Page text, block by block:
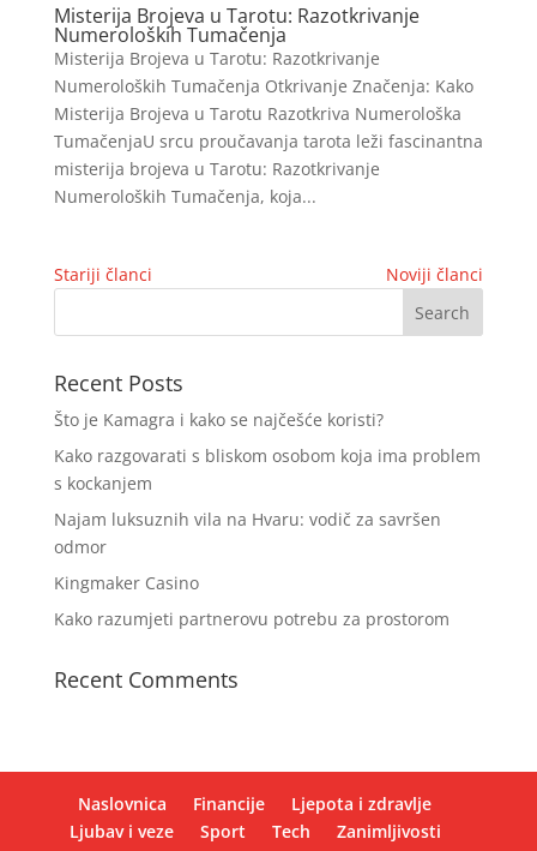
Misterija Brojeva u Tarotu: Razotkrivanje
Numeroloških Tumačenja
Misterija Brojeva u Tarotu: Razotkrivanje
Numeroloških Tumačenja Otkrivanje Značenja: Kako
Misterija Brojeva u Tarotu Razotkriva Numerološka
TumačenjaU srcu proučavanja tarota leži fascinantna
misterija brojeva u Tarotu: Razotkrivanje
Numeroloških Tumačenja, koja...
Stariji članci Noviji članci
Recent Posts
Što je Kamagra i kako se najčešće koristi?
Kako razgovarati s bliskom osobom koja ima problem
s kockanjem
Najam luksuznih vila na Hvaru: vodič za savršen
odmor
Kingmaker Casino
Kako razumjeti partnerovu potrebu za prostorom
Recent Comments
Naslovnica Financije
Ljepota i zdravlje
Ljubav i veze
Sport Tech
Zanimljivosti